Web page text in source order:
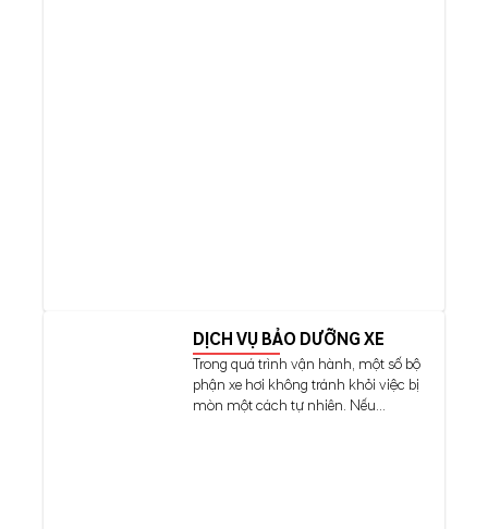
DỊCH VỤ BẢO DƯỠNG XE
Trong quá trình vận hành, một số bộ
phận xe hơi không tránh khỏi việc bị
mòn một cách tự nhiên. Nếu...